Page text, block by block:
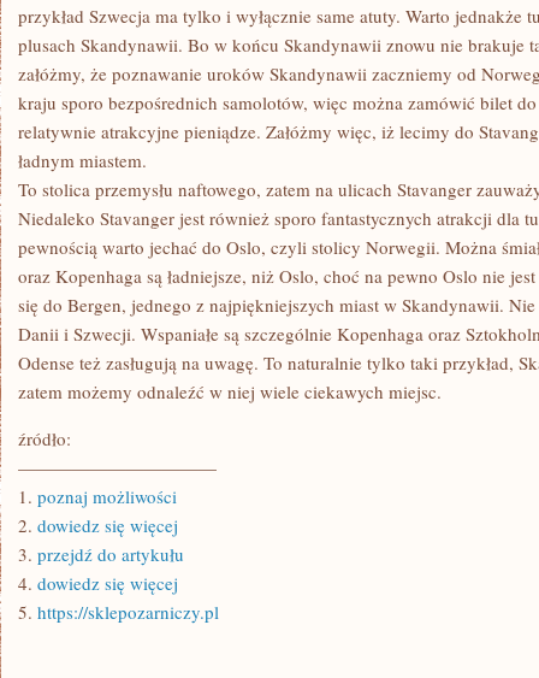
przykład Szwecja ma tylko i wyłącznie same atuty. Warto jednakże
plusach Skandynawii. Bo w końcu Skandynawii znowu nie
załóżmy, że poznawanie uroków Skandynawii zaczniemy od
kraju sporo bezpośrednich samolotów, więc można zamówić bilet
relatywnie atrakcyjne pieniądze. Załóżmy więc, iż lecimy do
ładnym miastem.
To stolica przemysłu naftowego, zatem na ulicach Stavanger
Niedaleko Stavanger jest również sporo fantastycznych atrakcji dla
pewnością warto jechać do Oslo, czyli stolicy Norwegii. Można
oraz Kopenhaga są ładniejsze, niż Oslo, choć na pewno Oslo nie
się do Bergen, jednego z najpiękniejszych miast w Skandynawii.
Danii i Szwecji. Wspaniałe są szczególnie Kopenhaga oraz
Odense też zasługują na uwagę. To naturalnie tylko taki przykład,
zatem możemy odnaleźć w niej wiele ciekawych miejsc.
źródło:
———————————
1. poznaj możliwości
2. dowiedz się więcej
3. przejdź do artykułu
4. dowiedz się więcej
5. https://sklepozarniczy.pl